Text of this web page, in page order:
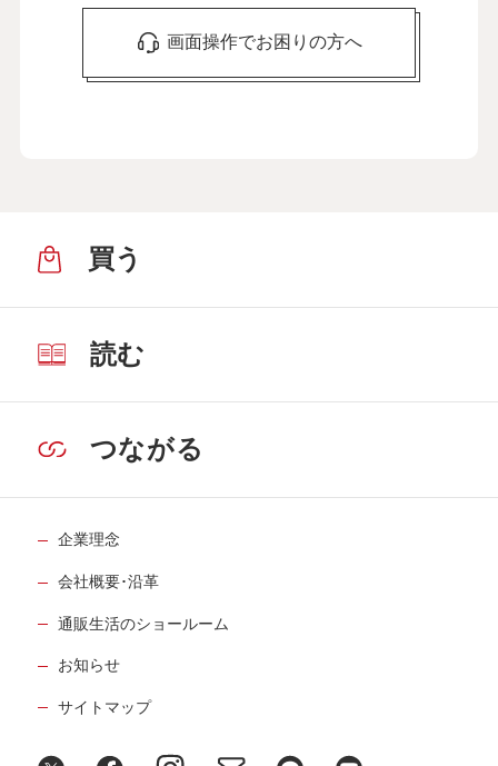
画面操作でお困りの方へ
買う
読む
つながる
企業理念
会社概要･沿革
通販生活のショールーム
お知らせ
サイトマップ